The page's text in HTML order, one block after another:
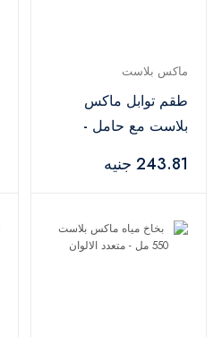
ماكس بلاست
طقم توابل ماكس
بلاست مع حامل -
243.81 جنيه